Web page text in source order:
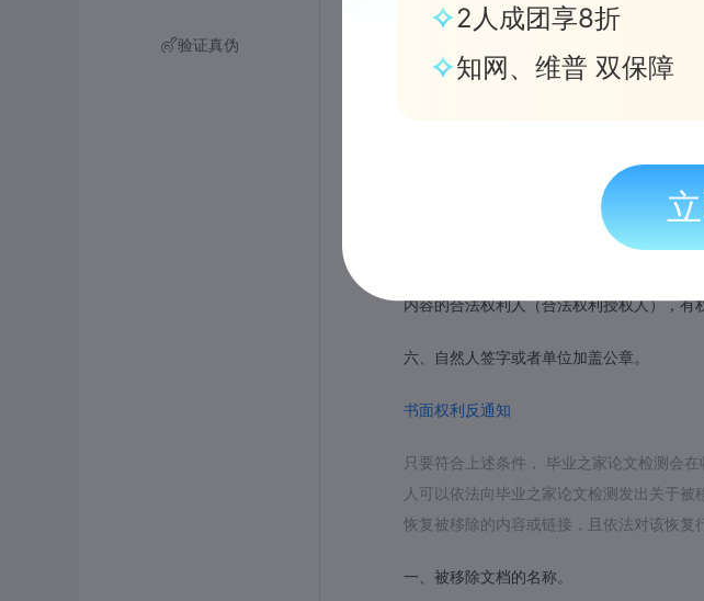
验证真伪
二、被控侵权信息的文档在本网站的对应
三、本人的电话、传真和电子邮件地址。
2、若涉及个人的请提供身份证复印件或护
3、若您由律师代理，请提供对代理律师事
五、请在权利通知书最后写上以下陈述：“
内容的合法权利人（合法权利授权人），有
六、自然人签字或者单位加盖公章。
书面权利反通知
只要符合上述条件， 毕业之家论文检测会
人可以依法向毕业之家论文检测发出关于
恢复被移除的内容或链接，且依法对该恢复
一、被移除文档的名称。
2人成团享8折
知网、维普 双保障